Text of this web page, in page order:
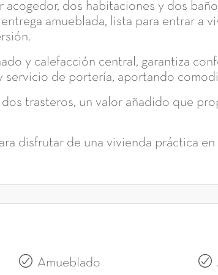
dos habitaciones y dos
amueblada, lista para entrar a
y calefacción central, garantiza
servicio de portería, aportando
trasteros, un valor añadido que
disfrutar de una vivienda práctica en
Amueblado